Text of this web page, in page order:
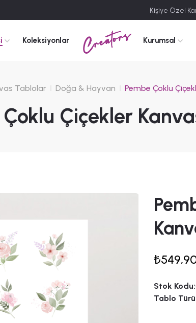
Kişiye Özel
Koleksiyonlar Creators Kurumsal
Tablolar Doğa & Hayvan Pembe Çoklu
Çiçekler
Stok Kodu:
Tablo